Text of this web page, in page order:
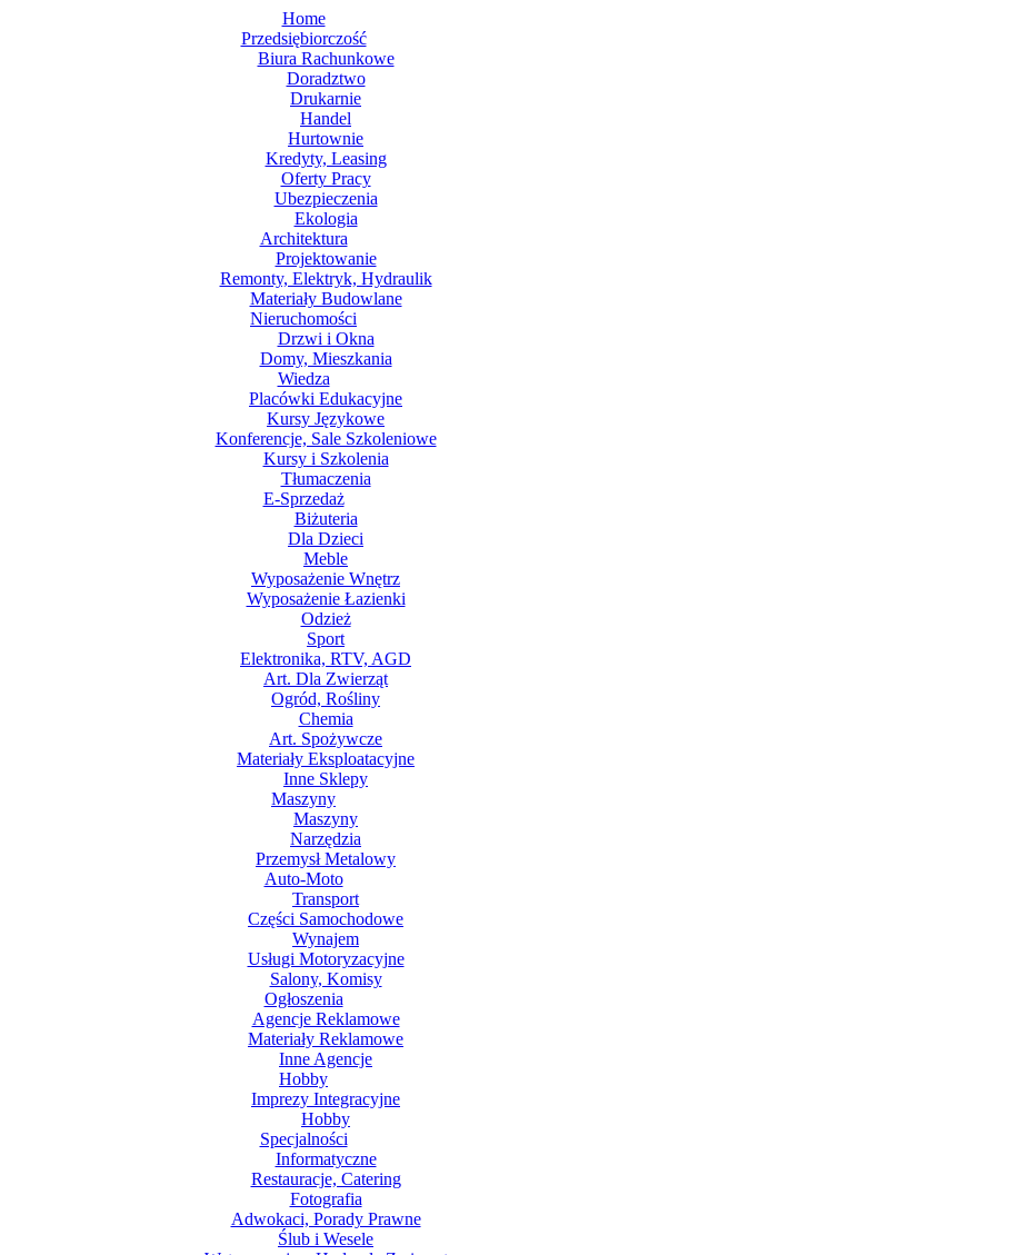
Home
Przedsiębiorczość
Biura Rachunkowe
Doradztwo
Drukarnie
Handel
Hurtownie
Kredyty, Leasing
Oferty Pracy
Ubezpieczenia
Ekologia
Architektura
Projektowanie
Remonty, Elektryk, Hydraulik
Materiały Budowlane
Nieruchomości
Drzwi i Okna
Domy, Mieszkania
Wiedza
Placówki Edukacyjne
Kursy Językowe
Konferencje, Sale Szkoleniowe
Kursy i Szkolenia
Tłumaczenia
E-Sprzedaż
Biżuteria
Dla Dzieci
Meble
Wyposażenie Wnętrz
Wyposażenie Łazienki
Odzież
Sport
Elektronika, RTV, AGD
Art. Dla Zwierząt
Ogród, Rośliny
Chemia
Art. Spożywcze
Materiały Eksploatacyjne
Inne Sklepy
Maszyny
Maszyny
Narzędzia
Przemysł Metalowy
Auto-Moto
Transport
Części Samochodowe
Wynajem
Usługi Motoryzacyjne
Salony, Komisy
Ogłoszenia
Agencje Reklamowe
Materiały Reklamowe
Inne Agencje
Hobby
Imprezy Integracyjne
Hobby
Specjalności
Informatyczne
Restauracje, Catering
Fotografia
Adwokaci, Porady Prawne
Ślub i Wesele